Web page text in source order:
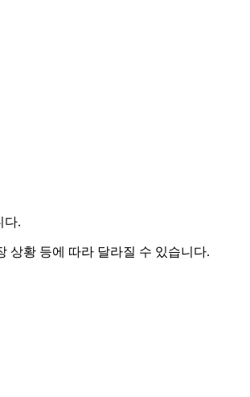
다.
상황 등에 따라 달라질 수 있습니다.